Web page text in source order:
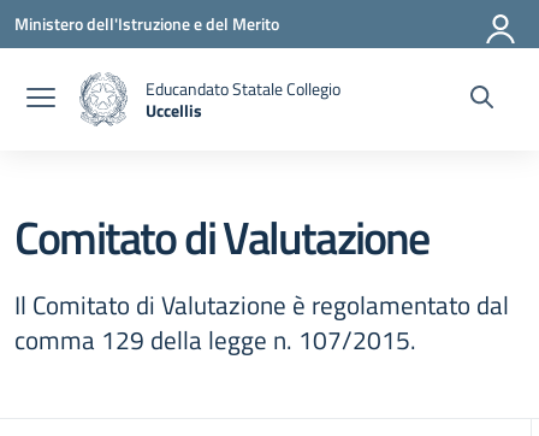
Vai ai contenuti
Vai al menu di navigazione
Vai al footer
Ministero dell'Istruzione e del Merito
Educandato Statale Collegio
Uccellis
Comitato di Valutazione
Il Comitato di Valutazione è regolamentato dal
comma 129 della legge n. 107/2015.